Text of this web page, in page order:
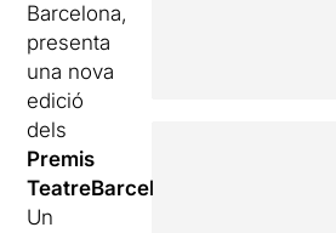
Barcelona,
presenta
una nova
edició
dels
Premis
TeatreBarcelona
Un